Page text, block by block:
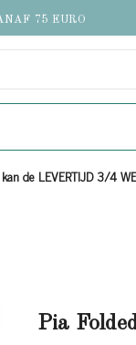
75 EURO
de LEVERTIJD 3/4
Pia